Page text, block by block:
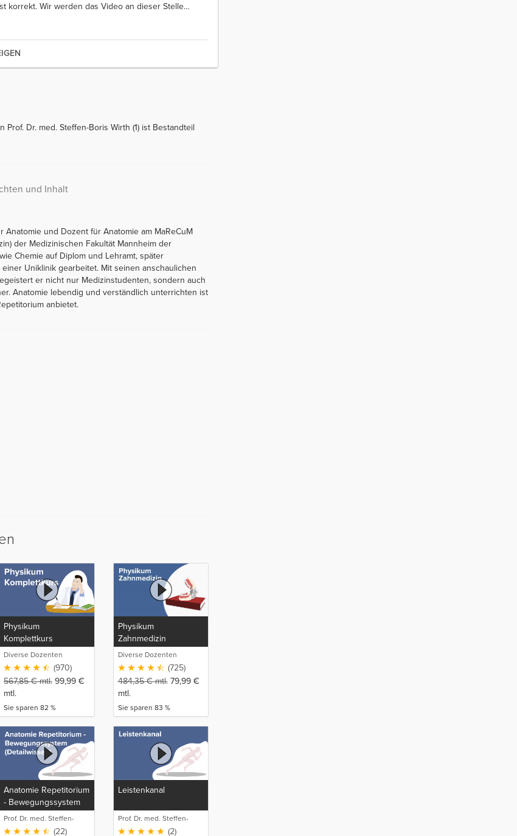
korrekt. Wir werden das Video an dieser Stelle…
Dr. med. Steffen-Boris Wirth (1) ist Bestandteil
und Inhalt
Anatomie und Dozent für Anatomie am MaReCuM
der Medizinischen Fakultät Mannheim der
Chemie auf Diplom und Lehramt, später
Uniklinik gearbeitet. Mit seinen anschaulichen
er nicht nur Medizinstudenten, sondern auch
Anatomie lebendig und verständlich unterrichten ist
anbietet.
Physikum
Komplettkurs
Diverse Dozenten
(970)
567,85€mtl. 99,99 €
mtl.
Sie sparen 82 %
Physikum
Zahnmedizin
Diverse Dozenten
(725)
484,35€mtl. 79,99 €
mtl.
Sie sparen 83 %
Anatomie Repetitorium
- Bewegungssystem
(Detailwissen)
Prof. Dr. med. Steffen-
Boris Wirth (1)
(22)
Leistenkanal
Prof. Dr. med. Steffen-
Boris Wirth (1)
(2)